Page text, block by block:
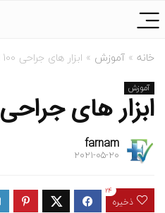
خانه » آموزش » ابزار های جراحی 100 ابزار برتر
آموزش
ابزار های جراحی 100 ابزار برتر
farnam
2021-05-20
ذخیره
24